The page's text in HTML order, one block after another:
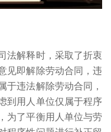
法解释时，采取了折衷
见即解除劳动合同，违
于违法解除劳动合同，
到用人单位仅属于程序
为了平衡用人单位与劳